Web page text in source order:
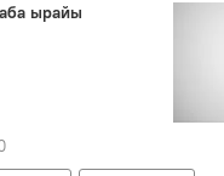
ырайы